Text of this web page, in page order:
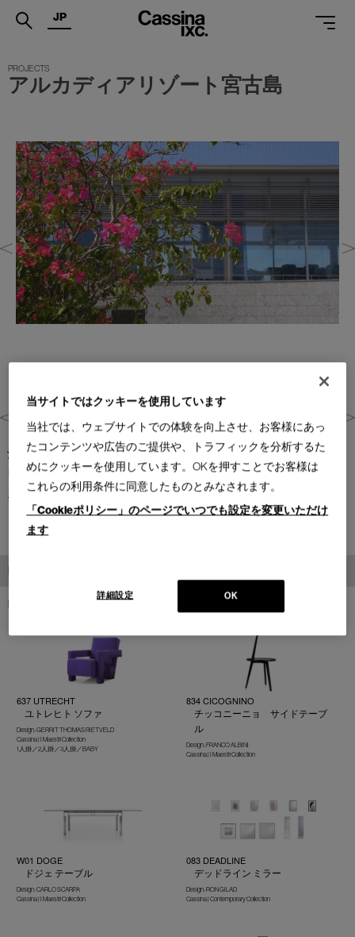
.
PRODUCTS
PROJECTS
MAGAZINE
SUPPORT
SHOPS
CATALOGUES
PROFESSIONAL
JP
アルカディアリゾート宮古島
沖縄県(2023)
HP：https://miyako.arc-resort.jp/
建築設計：山﨑壮一建築設計事務所
インテリアコーディネート：Cassina IXC
PRODUCTS
PRODUCTS
637 UTRECHT
ユトレヒト ソファ
Design : GERRIT THOMAS RIETVELD
Cassina | I Maestri Collection
1人掛／2人掛／3人掛／BABY
834 CICOGNINO
チッコニーニョ サイドテーブ
ル
Design : FRANCO ALBINI
Cassina | I Maestri Collection
W01 DOGE
ドジェ テーブル
Design : CARLO SCARPA
Cassina | I Maestri Collection
083 DEADLINE
デッドライン ミラー
Design : RON GILAD
Cassina | Contemporary Collection
当サイトではクッキーを使用しています
当社では、ウェブサイトでの体験を向上させ、お客様にあっ
たコンテンツや広告のご提供や、トラフィックを分析するた
めにクッキーを使用しています。OKを押すことでお客様は
これらの利用条件に同意したものとみなされます。
「Cookieポリシー」のページでいつでも設定を変更いただけ
ます
OK
詳細設定